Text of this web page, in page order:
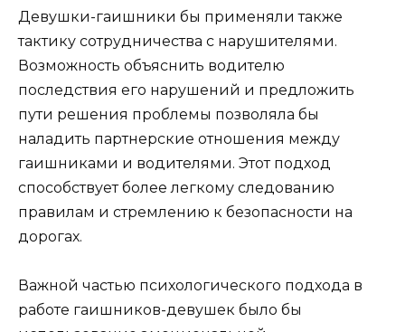
Девушки-гаишники бы применяли также
тактику сотрудничества с нарушителями.
Возможность объяснить водителю
последствия его нарушений и предложить
пути решения проблемы позволяла бы
наладить партнерские отношения между
гаишниками и водителями. Этот подход
способствует более легкому следованию
правилам и стремлению к безопасности на
дорогах.
Важной частью психологического подхода в
работе гаишников-девушек было бы